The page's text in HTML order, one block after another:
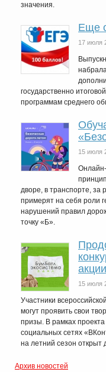
значения.
Еще
17 июля
государственно
программам среднего
15 июля
Онлайн-
дворе, в транспорте, за
примерят на себя роли
нарушений правил
точку «Б».
15 июля
Участники
могут проявить свои
призы. В рамках проекта
социальных сетях
на летний сезон открыт
Архив новостей